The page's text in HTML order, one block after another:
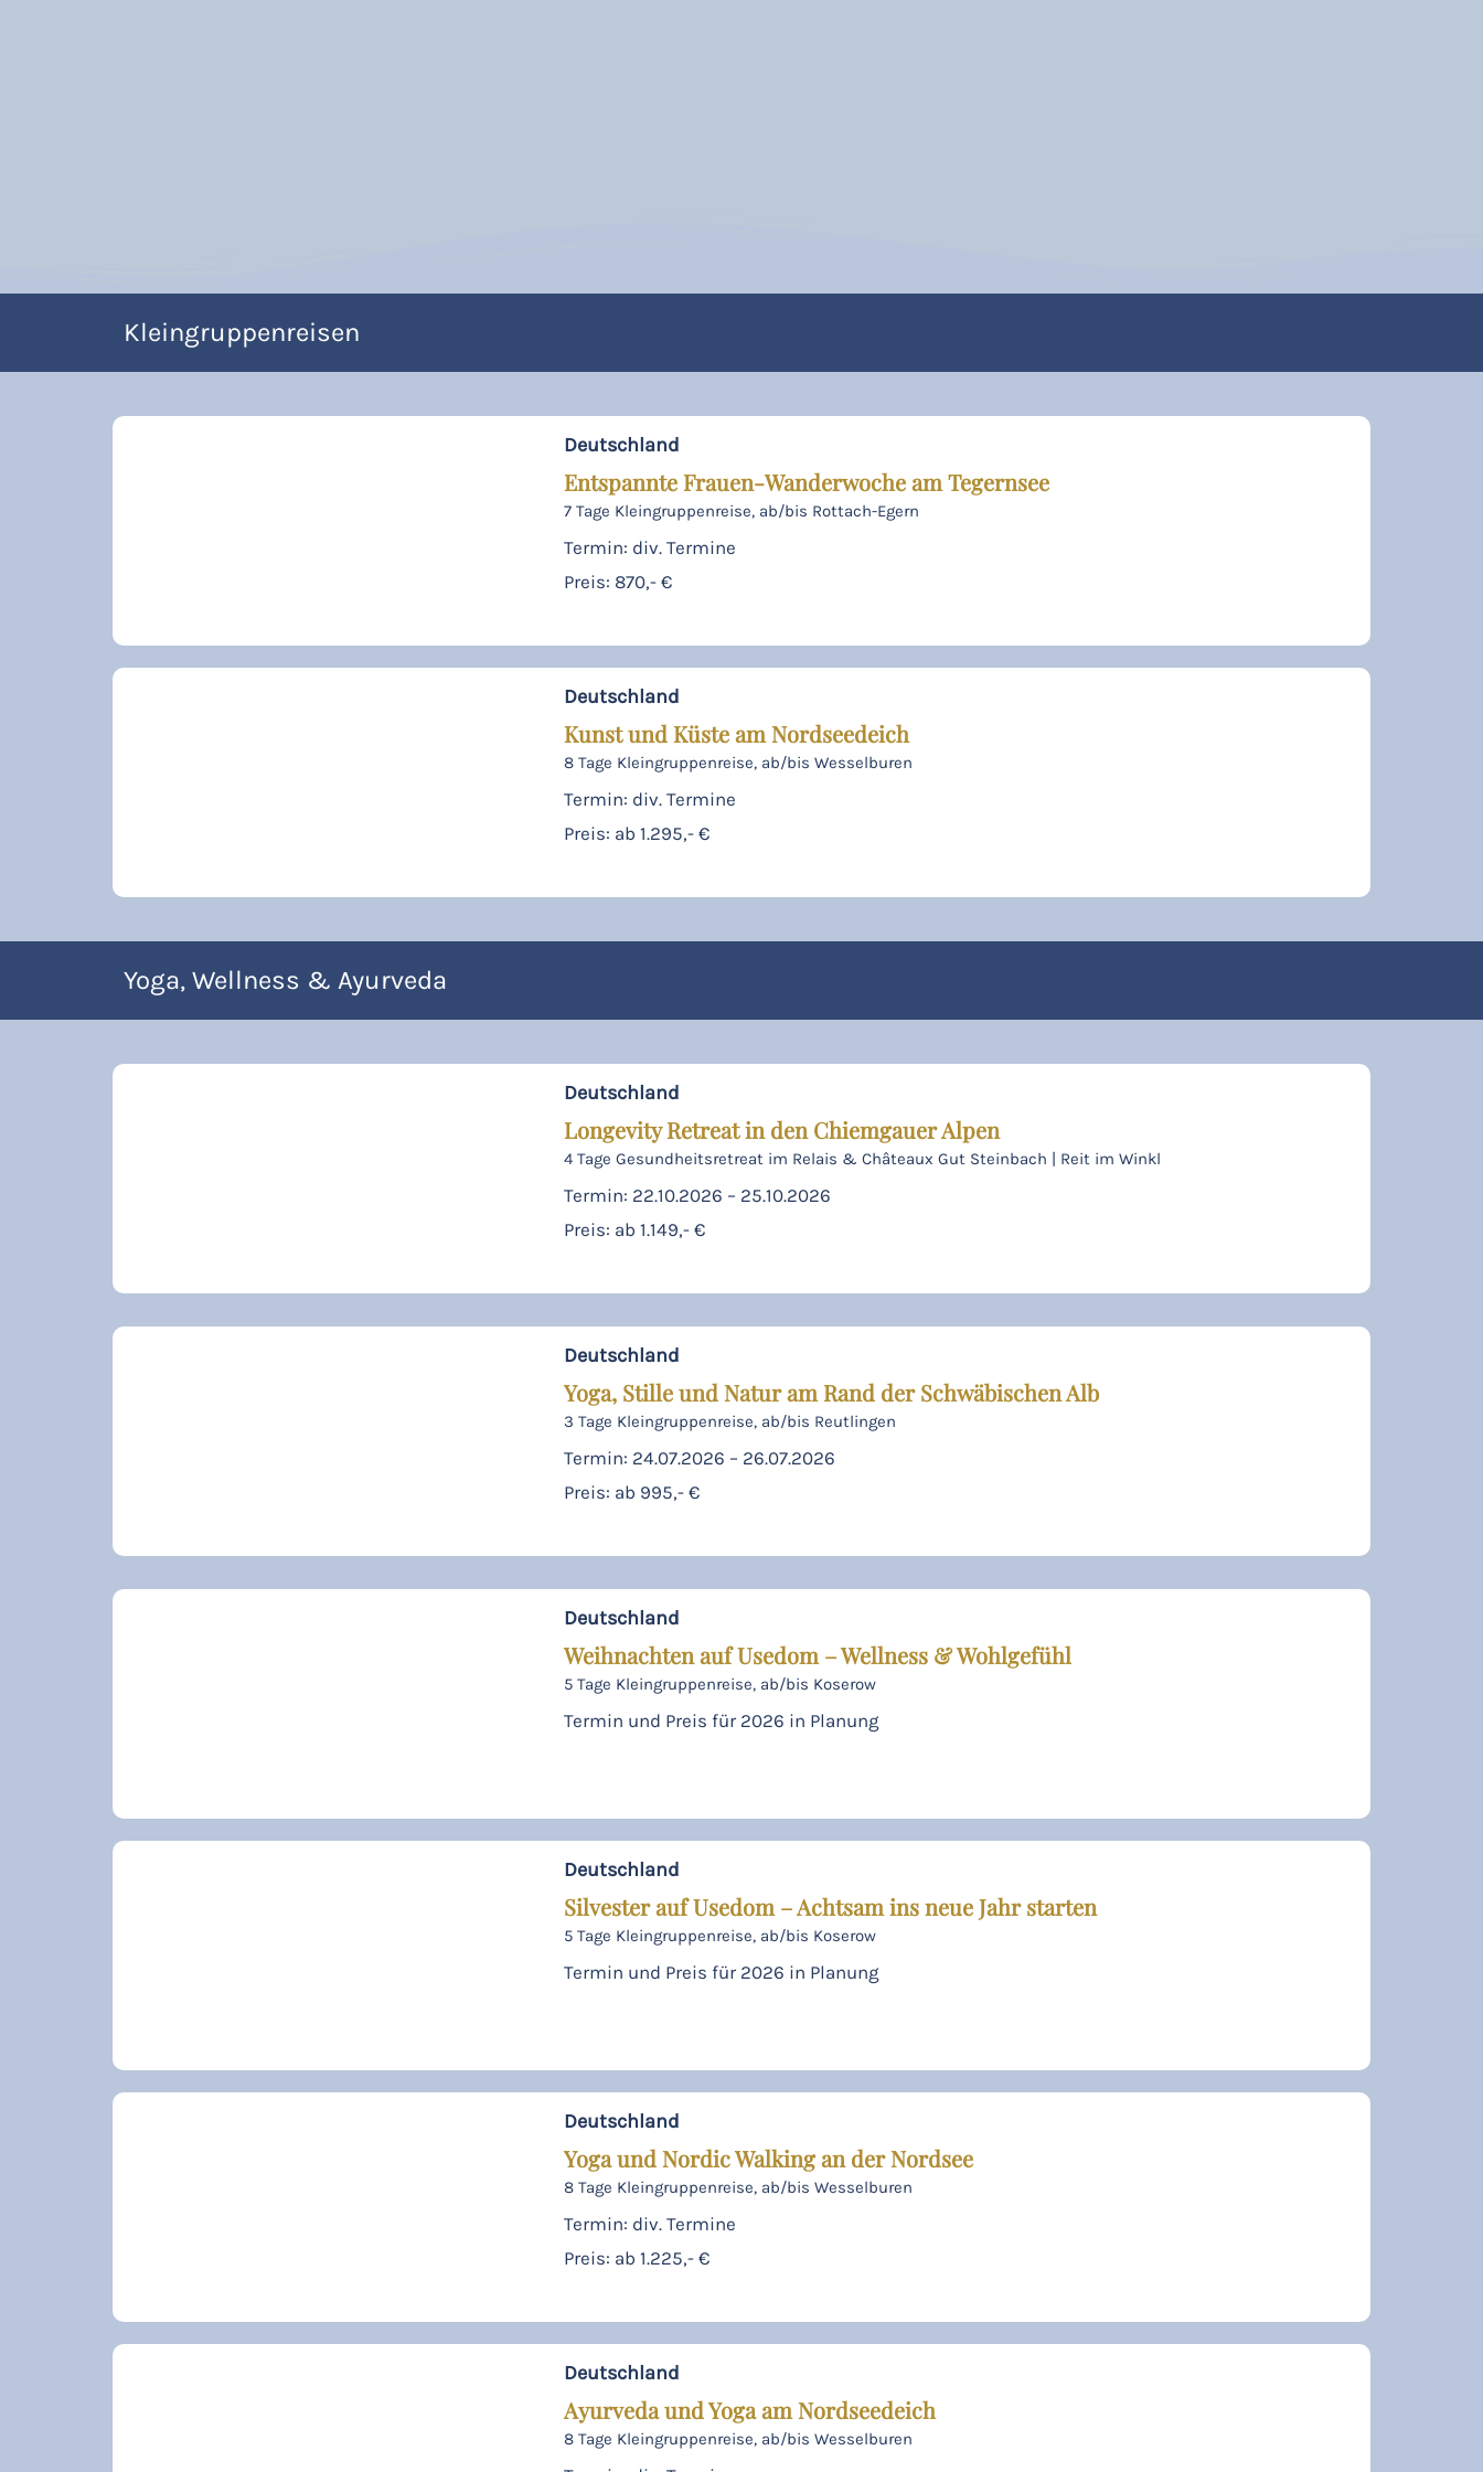
Kleingruppenreisen
Deutschland
Entspannte Frauen-Wanderwoche am Tegernsee
7 Tage Kleingruppenreise, ab/bis Rottach-Egern
Termin: div. Termine
Preis: 870,- €
Deutschland
Kunst und Küste am Nordseedeich
8 Tage Kleingruppenreise, ab/bis Wesselburen
Termin: div. Termine
Preis: ab 1.295,- €
Yoga, Wellness & Ayurveda
Deutschland
Longevity Retreat in den Chiemgauer Alpen
4 Tage Gesundheitsretreat im Relais & Châteaux Gut Steinbach | Reit im Winkl
Termin: 22.10.2026 – 25.10.2026
Preis: ab 1.149,- €
Deutschland
Yoga, Stille und Natur am Rand der Schwäbischen Alb
3 Tage Kleingruppenreise, ab/bis Reutlingen
Termin: 24.07.2026 – 26.07.2026
Preis: ab 995,- €
Deutschland
Weihnachten auf Usedom – Wellness & Wohlgefühl
5 Tage Kleingruppenreise, ab/bis Koserow
Termin und Preis für 2026 in Planung
Deutschland
Silvester auf Usedom – Achtsam ins neue Jahr starten
5 Tage Kleingruppenreise, ab/bis Koserow
Termin und Preis für 2026 in Planung
Deutschland
Yoga und Nordic Walking an der Nordsee
8 Tage Kleingruppenreise, ab/bis Wesselburen
Termin: div. Termine
Preis: ab 1.225,- €
Deutschland
Ayurveda und Yoga am Nordseedeich
8 Tage Kleingruppenreise, ab/bis Wesselburen